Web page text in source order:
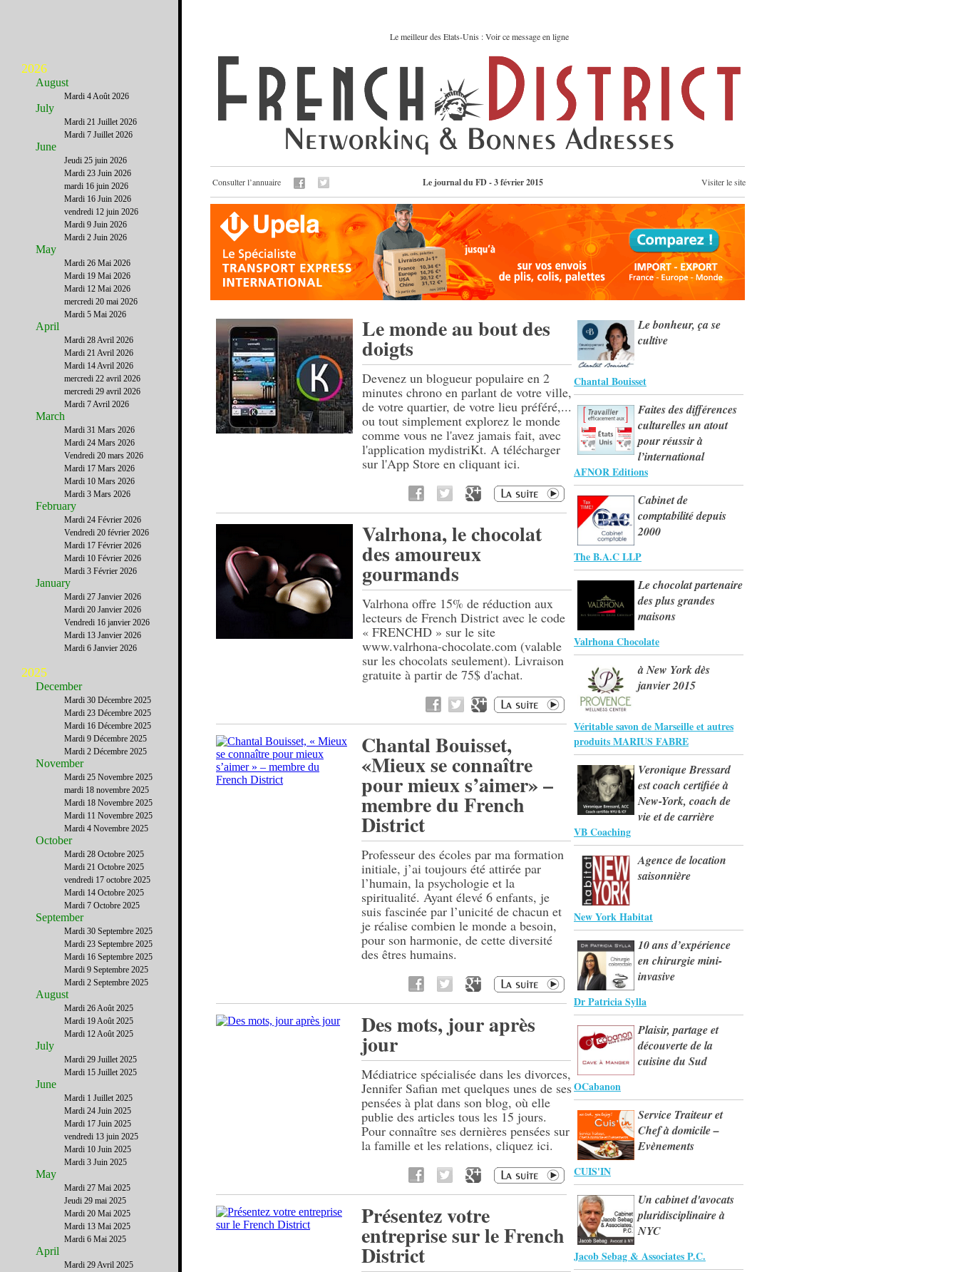
Le meilleur des Etats-Unis : Voir ce message en ligne
Consulter l’annuaire Le journal du FD - 3 février 2015 Visiter le site
Le monde au bout des
doigts
Devenez un blogueur populaire en 2
minutes chrono en parlant de votre ville,
de votre quartier, de votre lieu préféré,...
ou tout simplement explorez le monde
comme vous ne l'avez jamais fait, avec
l'application mydistriKt. A télécharger
sur l'App Store en cliquant ici.
Valrhona, le chocolat
des amoureux
gourmands
Valrhona offre 15% de réduction aux
lecteurs de French District avec le code
« FRENCHD » sur le site
www.valrhona-chocolate.com (valable
sur les chocolats seulement). Livraison
gratuite à partir de 75$ d'achat.
Chantal Bouisset,
«Mieux se connaître
pour mieux s’aimer» –
membre du French
District
Professeur des écoles par ma formation
initiale, j’ai toujours été attirée par
l’humain, la psychologie et la
spiritualité. Ayant élevé 6 enfants, je
suis fascinée par l’unicité de chacun et
je réalise combien le monde a besoin,
pour son harmonie, de cette diversité
des êtres humains.
Des mots, jour après
jour
Médiatrice spécialisée dans les divorces,
Jennifer Safian met quelques unes de ses
pensées à plat dans son blog, où elle
publie des articles tous les 15 jours.
Pour connaître ses dernières pensées sur
la famille et les relations, cliquez ici.
Présentez votre
entreprise sur le French
District
Le bonheur, ça se
cultive
Chantal Bouisset
Faites des différences
culturelles un atout
pour réussir à
l’international
AFNOR Editions
Cabinet de
comptabilité depuis
2000
The B.A.C LLP
Le chocolat partenaire
des plus grandes
maisons
Valrhona Chocolate
à New York dès
janvier 2015
Véritable savon de Marseille et autres
produits MARIUS FABRE
Veronique Bressard
est coach certifiée à
New-York, coach de
vie et de carrière
VB Coaching
Agence de location
saisonnière
New York Habitat
10 ans d’expérience
en chirurgie mini-
invasive
Dr Patricia Sylla
Plaisir, partage et
découverte de la
cuisine du Sud
OCabanon
Service Traiteur et
Chef à domicile –
Evènements
CUIS'IN
Un cabinet d'avocats
pluridisciplinaire à
NYC
Jacob Sebag & Associates P.C.
2026
August
Mardi 4 Août 2026
July
Mardi 21 Juillet 2026
Mardi 7 Juillet 2026
June
Jeudi 25 juin 2026
Mardi 23 Juin 2026
mardi 16 juin 2026
Mardi 16 Juin 2026
vendredi 12 juin 2026
Mardi 9 Juin 2026
Mardi 2 Juin 2026
May
Mardi 26 Mai 2026
Mardi 19 Mai 2026
Mardi 12 Mai 2026
mercredi 20 mai 2026
Mardi 5 Mai 2026
April
Mardi 28 Avril 2026
Mardi 21 Avril 2026
Mardi 14 Avril 2026
mercredi 22 avril 2026
mercredi 29 avril 2026
Mardi 7 Avril 2026
March
Mardi 31 Mars 2026
Mardi 24 Mars 2026
Vendredi 20 mars 2026
Mardi 17 Mars 2026
Mardi 10 Mars 2026
Mardi 3 Mars 2026
February
Mardi 24 Février 2026
Vendredi 20 février 2026
Mardi 17 Février 2026
Mardi 10 Février 2026
Mardi 3 Février 2026
January
Mardi 27 Janvier 2026
Mardi 20 Janvier 2026
Vendredi 16 janvier 2026
Mardi 13 Janvier 2026
Mardi 6 Janvier 2026
2025
December
Mardi 30 Décembre 2025
Mardi 23 Décembre 2025
Mardi 16 Décembre 2025
Mardi 9 Décembre 2025
Mardi 2 Décembre 2025
November
Mardi 25 Novembre 2025
mardi 18 novembre 2025
Mardi 18 Novembre 2025
Mardi 11 Novembre 2025
Mardi 4 Novembre 2025
October
Mardi 28 Octobre 2025
Mardi 21 Octobre 2025
vendredi 17 octobre 2025
Mardi 14 Octobre 2025
Mardi 7 Octobre 2025
September
Mardi 30 Septembre 2025
Mardi 23 Septembre 2025
Mardi 16 Septembre 2025
Mardi 9 Septembre 2025
Mardi 2 Septembre 2025
August
Mardi 26 Août 2025
Mardi 19 Août 2025
Mardi 12 Août 2025
July
Mardi 29 Juillet 2025
Mardi 15 Juillet 2025
June
Mardi 1 Juillet 2025
Mardi 24 Juin 2025
Mardi 17 Juin 2025
vendredi 13 juin 2025
Mardi 10 Juin 2025
Mardi 3 Juin 2025
May
Mardi 27 Mai 2025
Jeudi 29 mai 2025
Mardi 20 Mai 2025
Mardi 13 Mai 2025
Mardi 6 Mai 2025
April
Mardi 29 Avril 2025